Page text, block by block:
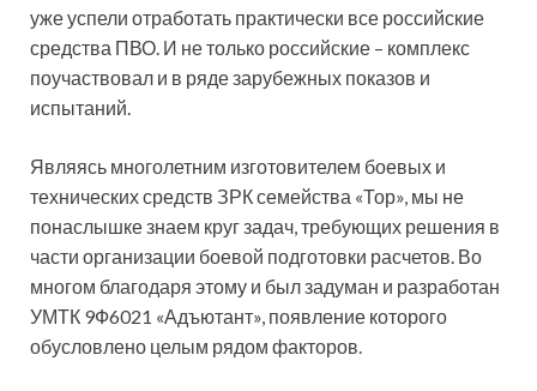
уже успели отработать практически все российские
средства ПВО. И не только российские – комплекс
поучаствовал и в ряде зарубежных показов и
испытаний.
Являясь многолетним изготовителем боевых и
технических средств ЗРК семейства «Тор», мы не
понаслышке знаем круг задач, требующих решения в
части организации боевой подготовки расчетов. Во
многом благодаря этому и был задуман и разработан
УМТК 9Ф6021 «Адъютант», появление которого
обусловлено целым рядом факторов.